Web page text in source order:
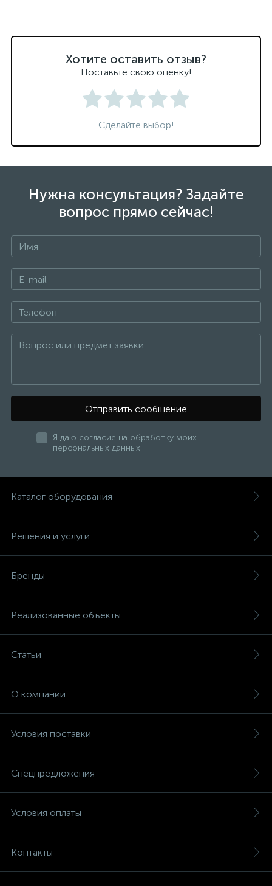
Хотите оставить отзыв?
Поставьте свою оценку!
Сделайте выбор!
Нужна консультация? Задайте
вопрос прямо сейчас!
Отправить сообщение
Я даю согласие на обработку моих
персональных данных
Каталог оборудования
Решения и услуги
Бренды
Реализованные объекты
Статьи
О компании
Условия поставки
Спецпредложения
Условия оплаты
Контакты